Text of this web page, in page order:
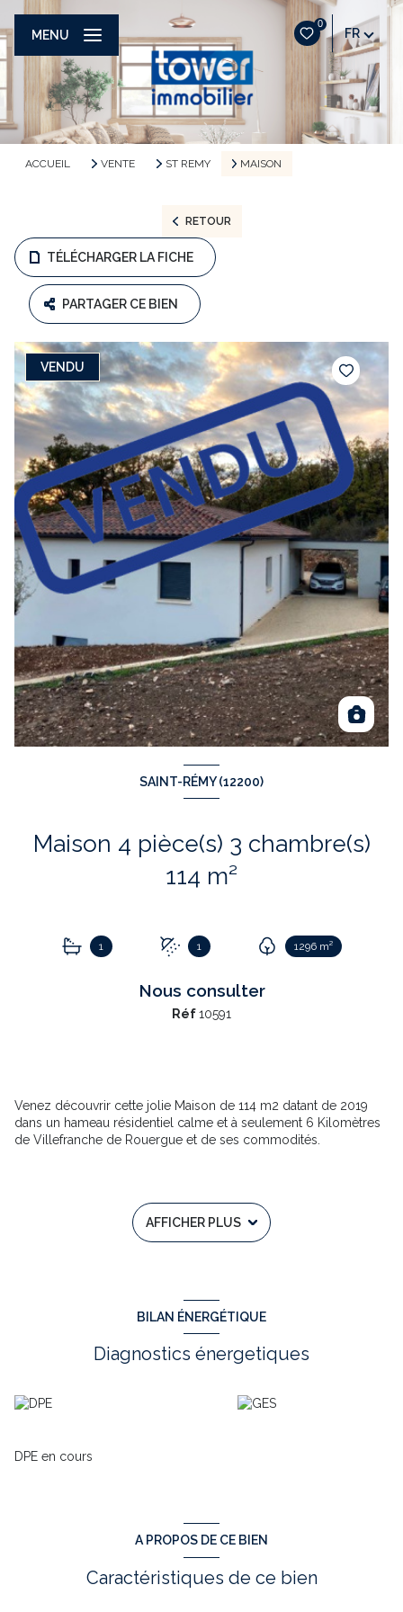
0
FR
MENU
ACCUEIL VENTE ST REMY MAISON
RETOUR
TÉLÉCHARGER LA FICHE
PARTAGER CE BIEN
VENDU
SAINT-RÉMY (12200)
Maison 4 pièce(s) 3 chambre(s)
114 m²
1 1 1296 m²
Nous consulter
Réf10591
Venez découvrir cette jolie Maison de 114 m2 datant de 2019
dans un hameau résidentiel calme et à seulement 6 Kilomètres
de Villefranche de Rouergue et de ses commodités.
manger de 36 m2, tous deux, donnant accès à une belle
La partie nuit elle, comprend 3 Chambres (Ch1 : 11.30 m2 / Ch2
La troisième Chambre de 11.70 m2 appartient à une suite
que par une Salle d’Eau de 3.80 m2.
Une Terrasse d’été de 25.80 m2 est incluse dans cette bâtisse.
électriques neufs sont présents en complément dans les
Cet ensemble est construit sur un terrain de 1296 m² et
AFFICHER PLUS
BILAN ÉNERGÉTIQUE
Diagnostics énergetiques
DPE en cours
A PROPOS DE CE BIEN
Caractéristiques de ce bien